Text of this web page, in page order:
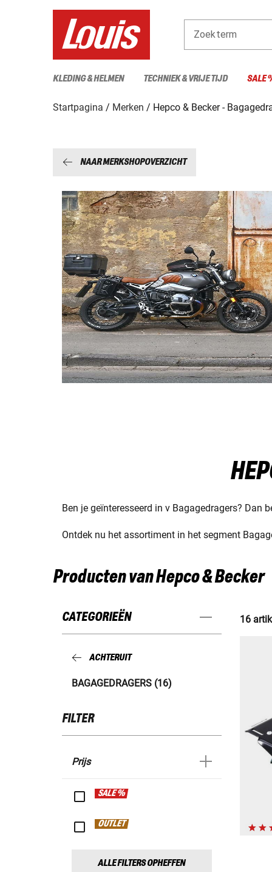
Zoekterm
KLEDING & HELMEN TECHNIEK & VRIJE TIJD SALE
Startpagina Merken Hepco & Becker -
NAAR MERKSHOPOVERZICHT
Ben je geïnteresseerd in v Bagagedragers? Dan
Ontdek nu het assortiment in het segment
Producten van Hepco & Becker
CATEGORIEËN
ACHTERUIT
BAGAGEDRAGERS (16)
FILTER
Prijs
SALE %
OUTLET
ALLE FILTERS OPHEFFEN
16